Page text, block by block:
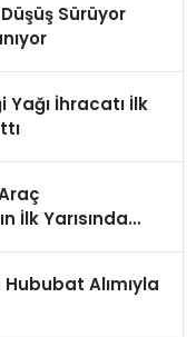
Sürüyor
Yağı İhracatı İlk
İlk Yarısında
Alımıyla